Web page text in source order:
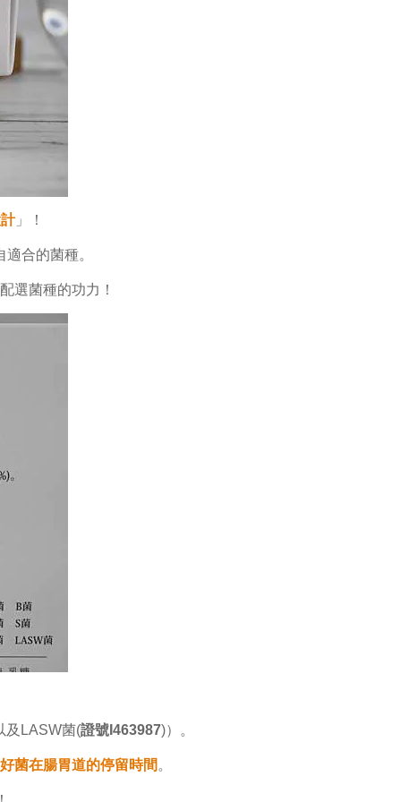
」！
合的菌種。
選菌種的功力！
及LASW菌(證號I463987)）。
菌在腸胃道的停留時間 。